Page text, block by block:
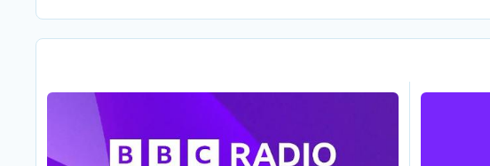
BBC Radio Scotland hervat uitzendingen na brand in hoofdgebouw Glasgow
Onrust bij